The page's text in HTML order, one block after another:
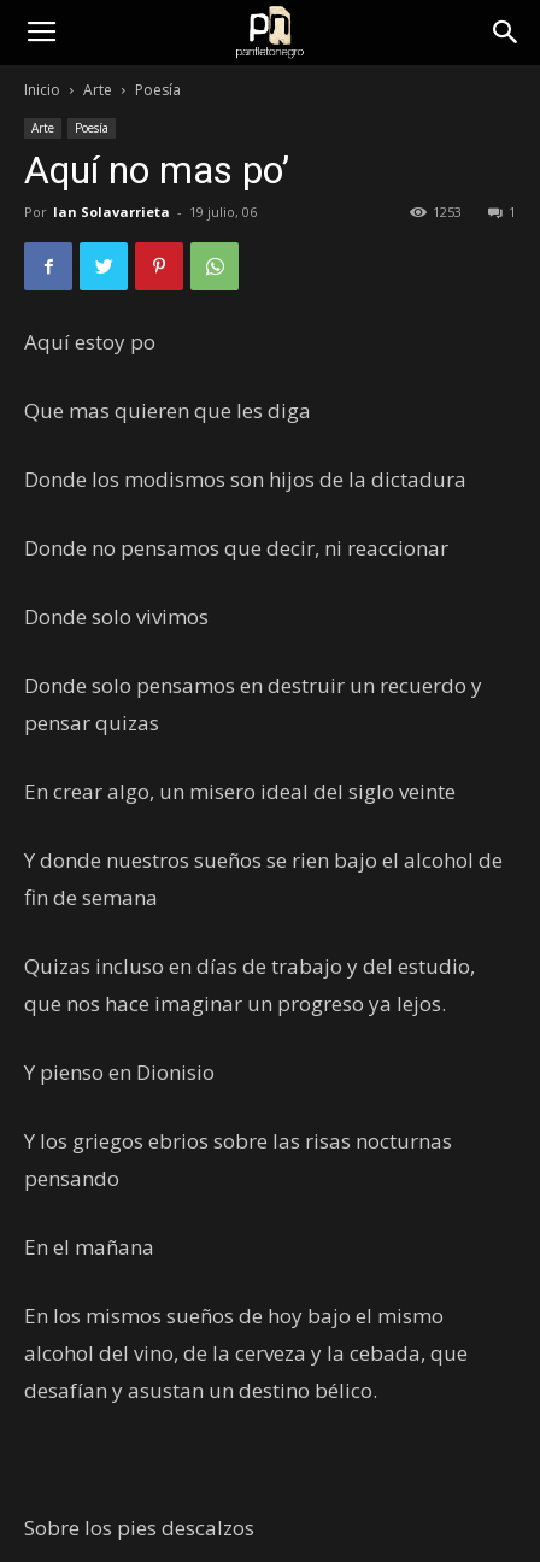
panfletonegro
Inicio Arte Poesía
Arte Poesía
Aquí no mas po’
Por Ian Solavarrieta - 19 julio, 06 1
1253
Aquí estoy po
Que mas quieren que les diga
Donde los modismos son hijos de la dictadura
Donde no pensamos que decir, ni reaccionar
Donde solo vivimos
Donde solo pensamos en destruir un recuerdo y
pensar quizas
En crear algo, un misero ideal del siglo veinte
Y donde nuestros sueños se rien bajo el alcohol de
fin de semana
Quizas incluso en días de trabajo y del estudio,
que nos hace imaginar un progreso ya lejos.
Y pienso en Dionisio
Y los griegos ebrios sobre las risas nocturnas
pensando
En el mañana
En los mismos sueños de hoy bajo el mismo
alcohol del vino, de la cerveza y la cebada, que
desafían y asustan un destino bélico.
Sobre los pies descalzos